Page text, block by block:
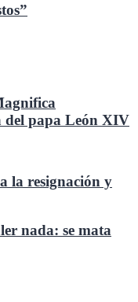
del papa León XIV
la resignación y
nada: se mata